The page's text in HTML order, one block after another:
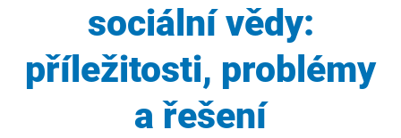
sociální vědy:
příležitosti, problémy
a řešení